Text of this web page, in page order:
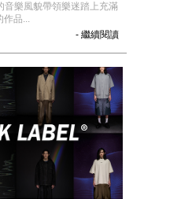
音樂風貌帶領樂迷踏上充滿
作品...
- 繼續閱讀